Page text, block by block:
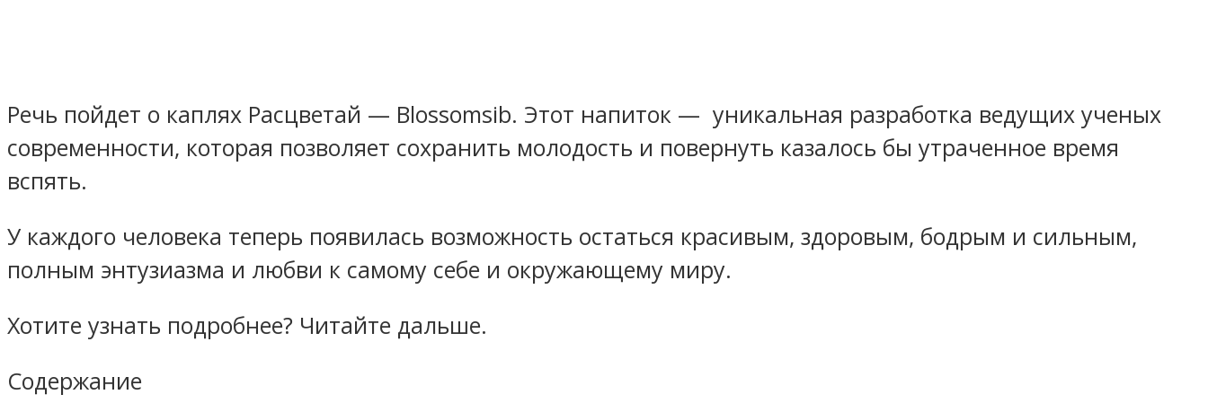
Речь пойдет о каплях Расцветай — Blossomsib. Этот напиток — уникальная разработка ведущих ученых
современности, которая позволяет сохранить молодость и повернуть казалось бы утраченное время
вспять.
У каждого человека теперь появилась возможность остаться красивым, здоровым, бодрым и сильным,
полным энтузиазма и любви к самому себе и окружающему миру.
Хотите узнать подробнее? Читайте дальше.
Содержание